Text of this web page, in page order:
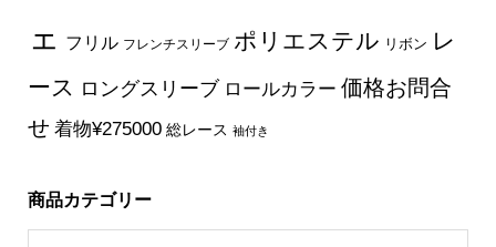
ェ フリル フレンチスリーブ ポリエステル リボン レ
ース ロングスリーブ ロールカラー 価格お問合
せ 着物¥275000 総レース 袖付き
商品カテゴリー